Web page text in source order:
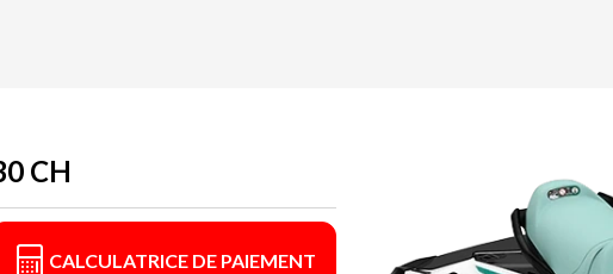
CH
CALCULATRICE DE PAIEMENT